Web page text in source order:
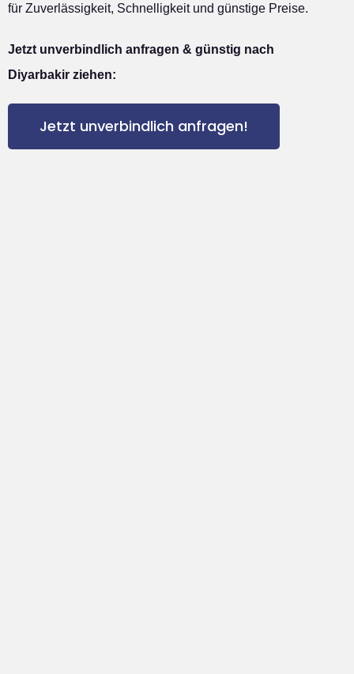
für Zuverlässigkeit, Schnelligkeit und günstige Preise.
Jetzt unverbindlich anfragen & günstig nach
Diyarbakir ziehen:
Jetzt unverbindlich anfragen!